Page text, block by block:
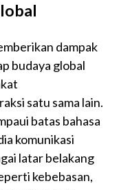
dampak
budaya global
satu sama lain.
batas bahasa
komunikasi
latar belakang
kebebasan,